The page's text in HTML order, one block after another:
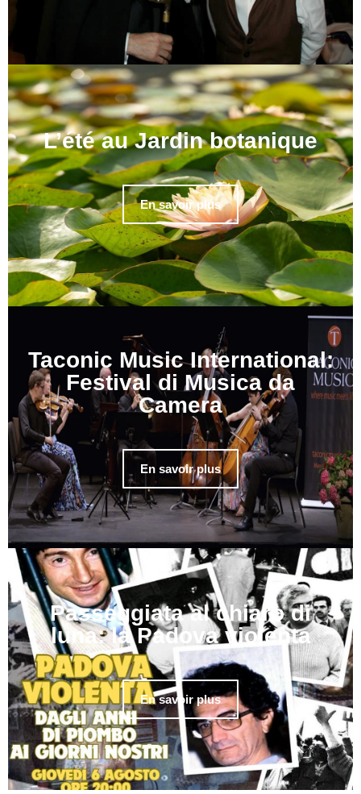
L’été au Jardin botanique
En savoir plus
Taconic Music International:
Festival di Musica da
Camera
En savoir plus
Passeggiata al chiaro di
luna: la Padova violenta
En savoir plus